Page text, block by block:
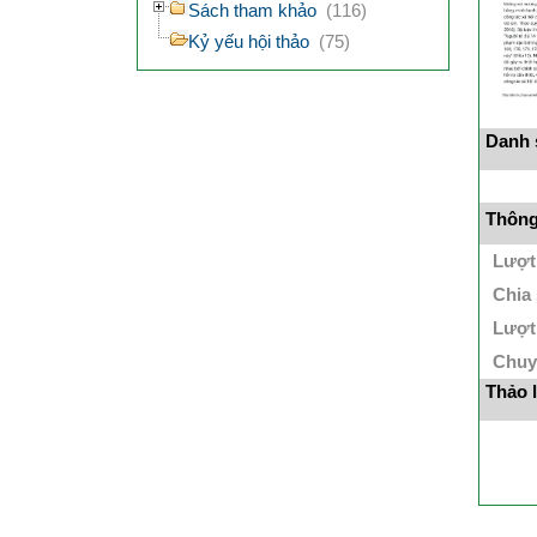
Sách tham khảo (116)
Kỷ yếu hội thảo (75)
Danh
Thảo